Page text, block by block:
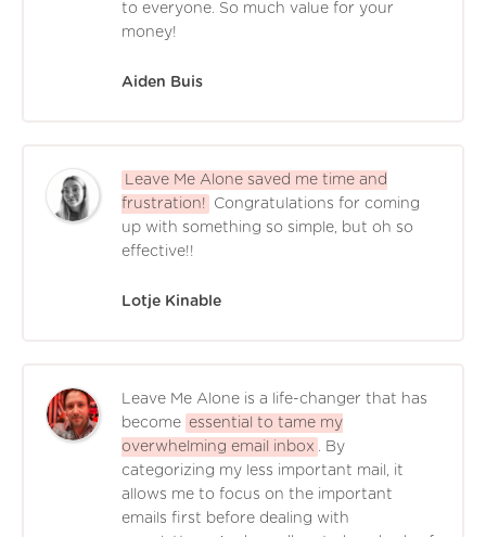
to everyone. So much value for your
money!
Aiden Buis
Leave Me Alone saved me time and
frustration!
Congratulations for coming
up with something so simple, but oh so
effective!!
Lotje Kinable
Leave Me Alone is a life-changer that has
become essential to tame my
overwhelming email inbox . By
categorizing my less important mail, it
allows me to focus on the important
emails first before dealing with